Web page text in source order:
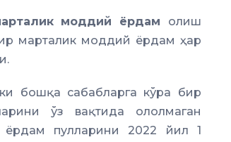
моддий ёрдам олиш
марталик моддий ёрдам ҳар
бошқа сабабларга кўра бир
ўз вақтида ололмаган
ёрдам пулларини 2022 йил 1